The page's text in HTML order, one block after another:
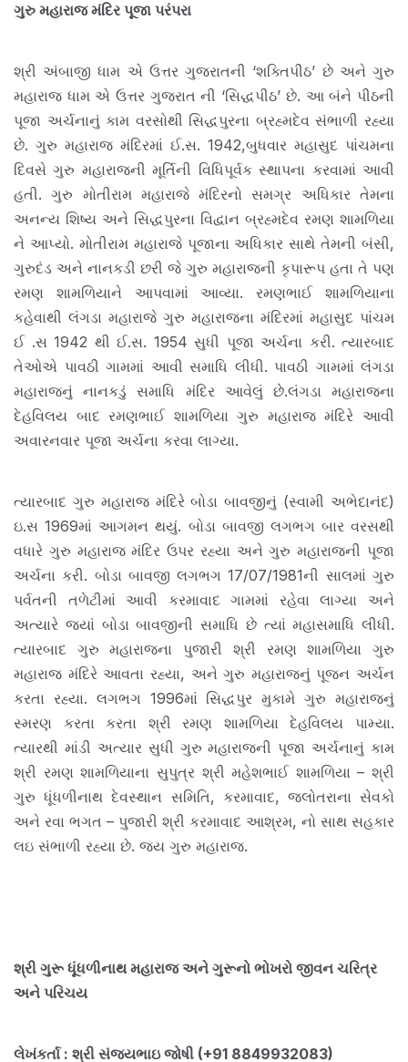
ગુરુ મહારાજ મંદિર પૂજા પરંપરા
શ્રી અંબાજી ધામ એ ઉત્તર ગુજરાતની ‘શક્તિપીઠ’ છે અને ગુરુ
મહારાજ ધામ એ ઉત્તર ગુજરાત ની ‘સિદ્ધપીઠ’ છે. આ બંને પીઠની
પૂજા અર્ચનાનું કામ વરસોથી સિદ્ધપુરના બ્રહ્મદેવ સંભાળી રહ્યા
છે. ગુરુ મહારાજ મંદિરમાં ઈ.સ. 1942,બુધવાર મહાસુદ પાંચમના
દિવસે ગુરુ મહારાજની મૂર્તિની વિધિપૂર્વક સ્થાપના કરવામાં આવી
હતી. ગુરુ મોતીરામ મહારાજે મંદિરનો સમગ્ર અધિકાર તેમના
અનન્ય શિષ્ય અને સિદ્ધપુરના વિદ્વાન બ્રહ્મદેવ રમણ શામળિયા
ને આપ્યો. મોતીરામ મહારાજે પૂજાના અધિકાર સાથે તેમની બંસી,
ગુરુદંડ અને નાનકડી છરી જે ગુરુ મહારાજની કૃપારૂપ હતા તે પણ
રમણ શામળિયાને આપવામાં આવ્યા. રમણભાઈ શામળિયાના
કહેવાથી લંગડા મહારાજે ગુરુ મહારાજના મંદિરમાં મહાસુદ પાંચમ
ઈ .સ 1942 થી ઈ.સ. 1954 સુધી પૂજા અર્ચના કરી. ત્યારબાદ
તેઓએ પાવઠી ગામમાં આવી સમાધિ લીધી. પાવઠી ગામમાં લંગડા
મહારાજનું નાનકડું સમાધિ મંદિર આવેલું છે.લંગડા મહારાજના
દેહવિલય બાદ રમણભાઈ શામળિયા ગુરુ મહારાજ મંદિરે આવી
અવારનવાર પૂજા અર્ચના કરવા લાગ્યા.
ત્યારબાદ ગુરુ મહારાજ મંદિરે બોડા બાવજીનું (સ્વામી અભેદાનંદ)
ઇ.સ 1969માં આગમન થયું. બોડા બાવજી લગભગ બાર વરસથી
વધારે ગુરુ મહારાજ મંદિર ઉપર રહ્યા અને ગુરુ મહારાજની પૂજા
અર્ચના કરી. બોડા બાવજી લગભગ 17/07/1981ની સાલમાં ગુરુ
પર્વતની તળેટીમાં આવી કરમાવાદ ગામમાં રહેવા લાગ્યા અને
અત્યારે જ્યાં બોડા બાવજીની સમાધિ છે ત્યાં મહાસમાધિ લીધી.
ત્યારબાદ ગુરુ મહારાજના પુજારી શ્રી રમણ શામળિયા ગુરુ
મહારાજ મંદિરે આવતા રહ્યા, અને ગુરુ મહારાજનું પૂજન અર્ચન
કરતા રહ્યા. લગભગ 1996માં સિદ્ધપુર મુકામે ગુરુ મહારાજનું
સ્મરણ કરતા કરતા શ્રી રમણ શામળિયા દેહવિલય પામ્યા.
ત્યારથી માંડી અત્યાર સુધી ગુરુ મહારાજની પૂજા અર્ચનાનું કામ
શ્રી રમણ શામળિયાના સુપુત્ર શ્રી મહેશભાઈ શામળિયા – શ્રી
ગુરુ ધૂંધળીનાથ દેવસ્થાન સમિતિ, કરમાવાદ, જલોતરાના સેવકો
અને રવા ભગત – પુજારી શ્રી કરમાવાદ આશ્રમ, નો સાથ સહકાર
લઇ સંભાળી રહ્યા છે. જય ગુરુ મહારાજ.
શ્રી ગુરૂ ધૂંધળીનાથ મહારાજ અને ગુરૂનો ભોખરો જીવન ચરિત્ર
અને પરિચય
લેખંકર્તા : શ્રી સંજયભાઇ જોષી (+91 8849932083)